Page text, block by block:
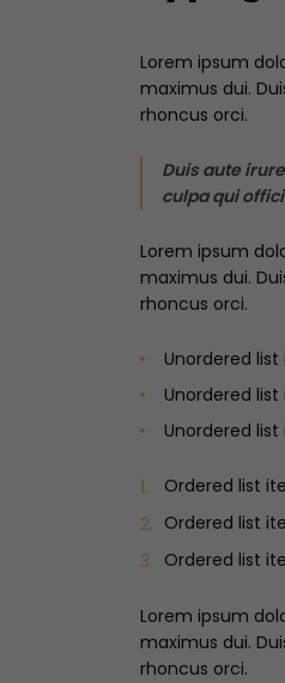
Lorem ipsum
maximus dui.
rhoncus orci.
Duis aute
culpa qui
Lorem ipsum
maximus dui.
rhoncus orci.
Unordered list
Unordered
Unordered
Ordered list
Ordered list
Ordered list
Lorem ipsum
maximus dui.
rhoncus orci.